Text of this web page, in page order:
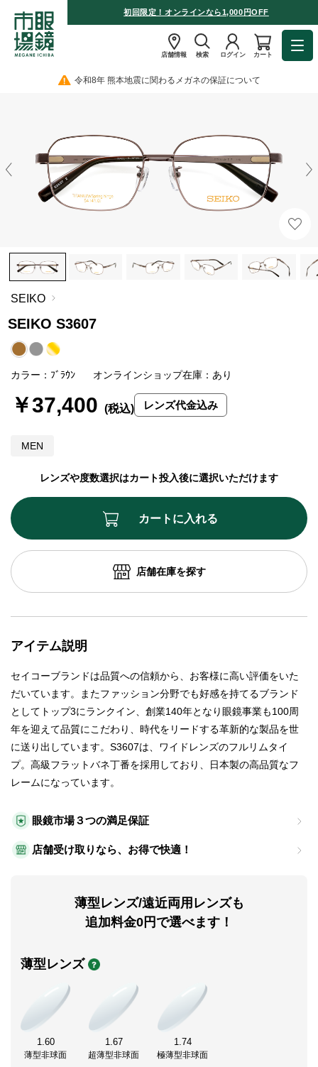
初回限定！オンラインなら1,000円OFF
店舗情報 検索 ログイン カート
令和8年 熊本地震に関わるメガネの保証について
SEIKO
SEIKO S3607
MEN
カラー：ﾌﾞﾗｳﾝ オンラインショップ在庫：あり
レンズや度数選択はカート投入後に選択いただけます
￥37,400 レンズ代金込み
眼鏡市場３つの満足保証
店舗受け取りなら、お得で快適！
薄型レンズ/遠近両用レンズも
追加料金0円で選べます！
薄型レンズ
1.60
薄型非球面
1.67
超薄型非球面
1.74
極薄型非球面
カートに入れる
店舗在庫を探す
アイテム説明
セイコーブランドは品質への信頼から、お客様に高い評価をいた
だいています。またファッション分野でも好感を持てるブランド
としてトップ3にランクイン、創業140年となり眼鏡事業も100周
年を迎えて品質にこだわり、時代をリードする革新的な製品を世
に送り出しています。S3607は、ワイドレンズのフルリムタイ
プ。高級フラットバネ丁番を採用しており、日本製の高品質なフ
レームになっています。